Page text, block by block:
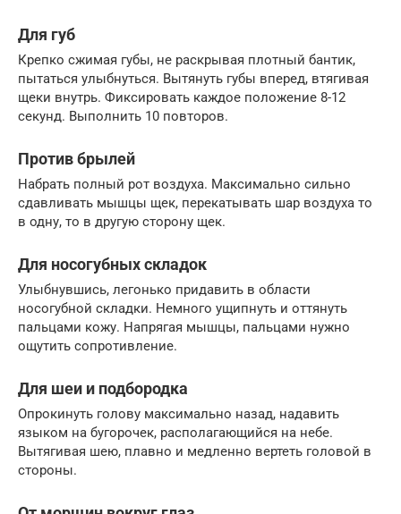
Для губ
Крепко сжимая губы, не раскрывая плотный бантик,
пытаться улыбнуться. Вытянуть губы вперед, втягивая
щеки внутрь. Фиксировать каждое положение 8-12
секунд. Выполнить 10 повторов.
Против брылей
Набрать полный рот воздуха. Максимально сильно
сдавливать мышцы щек, перекатывать шар воздуха то
в одну, то в другую сторону щек.
Для носогубных складок
Улыбнувшись, легонько придавить в области
носогубной складки. Немного ущипнуть и оттянуть
пальцами кожу. Напрягая мышцы, пальцами нужно
ощутить сопротивление.
Для шеи и подбородка
Опрокинуть голову максимально назад, надавить
языком на бугорочек, располагающийся на небе.
Вытягивая шею, плавно и медленно вертеть головой в
стороны.